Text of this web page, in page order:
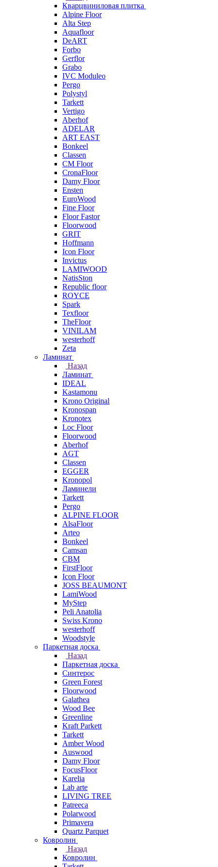
Кварцвиниловая плитка
Alpine Floor
Alta Step
Aquafloor
DeART
Forbo
Gerflor
Grabo
IVC Moduleo
Pergo
Polystyl
Tarkett
Vertigo
Aberhof
ADELAR
ART EAST
Bonkeel
Classen
CM Floor
CronaFloor
Damy Floor
Ensten
EuroWood
Fine Floor
Floor Fastor
Floorwood
GRIT
Hoffmann
Icon Floor
Invictus
LAMIWOOD
NatisSton
Republic floor
ROYCE
Spark
Texfloor
TheFloor
VINILAM
westerhoff
Zeta
Ламинат
Назад
Ламинат
IDEAL
Kastamonu
Krono Original
Kronospan
Kronotex
Loc Floor
Floorwood
Aberhof
AGT
Classen
EGGER
Kronopol
Ламинели
Tarkett
Pergo
ALPINE FLOOR
AlsaFloor
Arteo
Bonkeel
Camsan
CBM
FirstFloor
Icon Floor
JOSS BEAUMONT
LamiWood
MyStep
Peli Anatolia
Swiss Krono
westerhoff
Woodstyle
Паркетная доска
Назад
Паркетная доска
Синтерос
Green Forest
Floorwood
Galathea
Wood Bee
Greenline
Kraft Parkett
Tarkett
Amber Wood
Auswood
Damy Floor
FocusFloor
Karelia
Lab arte
LIVING TREE
Patreeca
Polarwood
Primavera
Quartz Parquet
Ковролин
Назад
Ковролин